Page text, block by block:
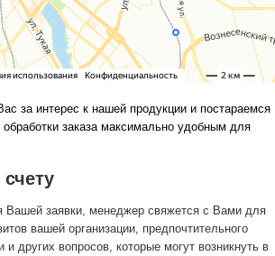
за интерес к нашей продукции и постараемся
обработки заказа максимально удобным для
Вашей заявки, менеджер свяжется с Вами для
вашей организации, предпочтительного
и других вопросов, которые могут возникнуть в